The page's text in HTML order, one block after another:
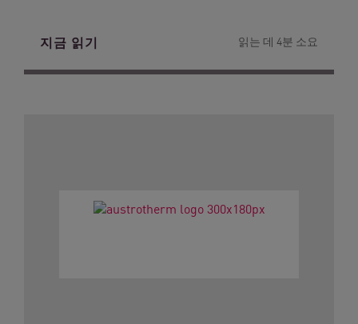
지금 읽기 읽는 데 4분 소요